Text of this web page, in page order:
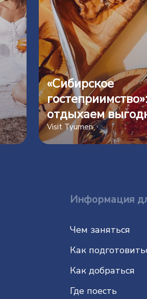
«Сибирское
гостеприимство»:
отдыхаем
Visit Tyumen
Информация
Чем заняться
Как
Как добраться
Где поесть